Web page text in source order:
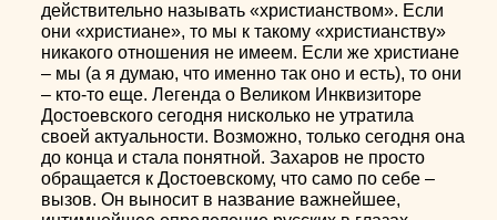
действительно называть «христианством». Если
они «христиане», то мы к такому «христианству»
никакого отношения не имеем. Если же христиане
– мы (а я думаю, что именно так оно и есть), то они
– кто-то еще. Легенда о Великом Инквизиторе
Достоевского сегодня нисколько не утратила
своей актуальности. Возможно, только сегодня она
до конца и стала понятной. Захаров не просто
обращается к Достоевскому, что само по себе –
вызов. Он выносит в название важнейшее,